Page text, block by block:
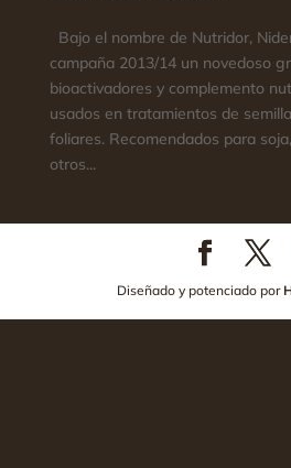
Bajo el nombre de Nutridor,
campaña 2013/14 un novedoso
bioactivadores y complemento
usados en tratamientos de
foliares. Recomendados para
otros...
Diseñado y potenciado por